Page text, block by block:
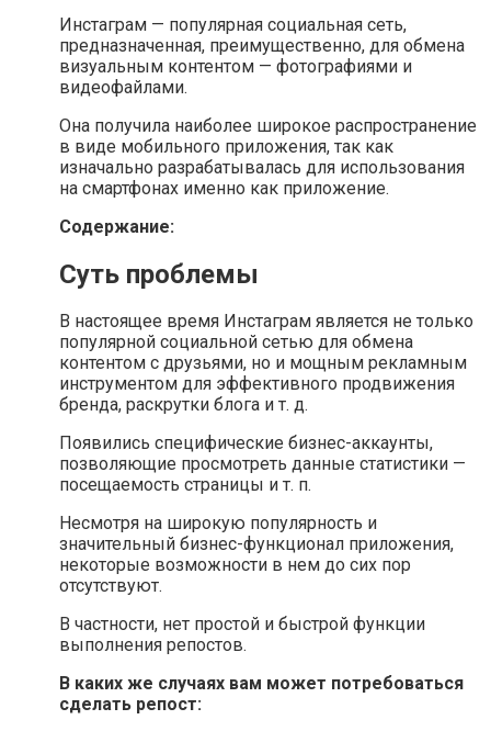
Инстаграм — популярная социальная сеть,
предназначенная, преимущественно, для обмена
визуальным контентом — фотографиями и
видеофайлами.
Она получила наиболее широкое распространение
в виде мобильного приложения, так как
изначально разрабатывалась для использования
на смартфонах именно как приложение.
Содержание:
Суть проблемы
В настоящее время Инстаграм является не только
популярной социальной сетью для обмена
контентом с друзьями, но и мощным рекламным
инструментом для эффективного продвижения
бренда, раскрутки блога и т. д.
Появились специфические бизнес-аккаунты,
позволяющие просмотреть данные статистики —
посещаемость страницы и т. п.
Несмотря на широкую популярность и
значительный бизнес-функционал приложения,
некоторые возможности в нем до сих пор
отсутствуют.
В частности, нет простой и быстрой функции
выполнения репостов.
В каких же случаях вам может потребоваться
сделать репост: